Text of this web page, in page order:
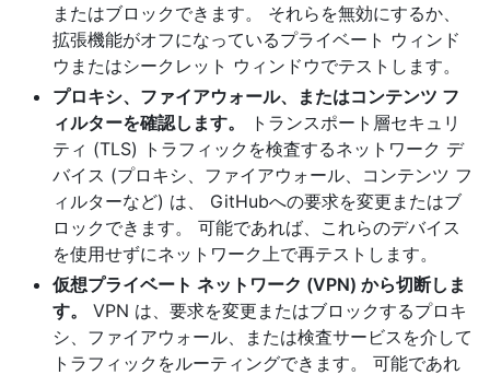
またはブロックできます。 それらを無効にするか、
拡張機能がオフになっているプライベート ウィンド
ウまたはシークレット ウィンドウでテストします。
プロキシ、ファイアウォール、またはコンテンツ フ
ィルターを確認します。
トランスポート層セキュリ
ティ (TLS) トラフィックを検査するネットワーク デ
バイス (プロキシ、ファイアウォール、コンテンツ フ
ィルターなど) は、 GitHubへの要求を変更またはブ
ロックできます。 可能であれば、これらのデバイス
を使用せずにネットワーク上で再テストします。
仮想プライベート ネットワーク (VPN) から切断しま
す。
VPN は、要求を変更またはブロックするプロキ
シ、ファイアウォール、または検査サービスを介して
トラフィックをルーティングできます。 可能であれ